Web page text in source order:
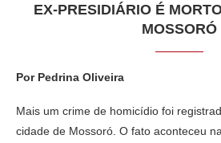
EX-PRESIDIÁRIO É
MOSSORÓ
Por Pedrina Oliveira
Mais um crime de homicídio foi
cidade de Mossoró. O fato aconteceu